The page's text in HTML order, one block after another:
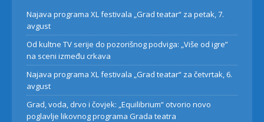
Najava programa XL festivala „Grad teatar“ za petak, 7.
avgust
Od kultne TV serije do pozorišnog podviga: „Više od igre”
na sceni između crkava
Najava programa XL festivala „Grad teatar“ za četvrtak, 6.
avgust
Grad, voda, drvo i čovjek: „Equilibrium“ otvorio novo
poglavlje likovnog programa Grada teatra